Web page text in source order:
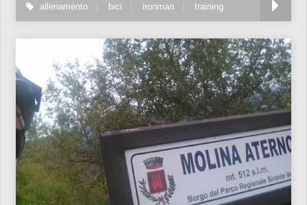
allenamento bici ironman training